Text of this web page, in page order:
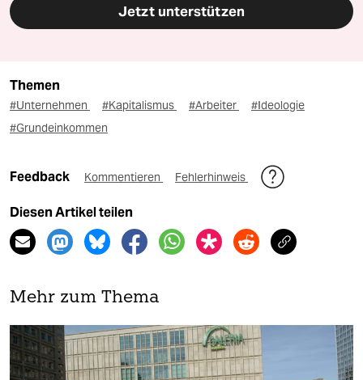
Jetzt unterstützen
Themen
#Unternehmen #Kapitalismus #Arbeiter
#Ideologie
#Grundeinkommen
Feedback Kommentieren Fehlerhinweis
Diesen Artikel teilen
Mehr zum Thema